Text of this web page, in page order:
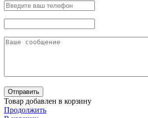
Товар добавлен в корзину
Продолжить